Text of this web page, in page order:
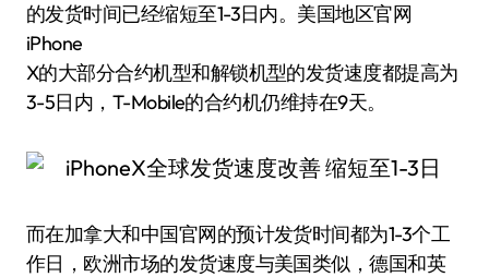
的发货时间已经缩短至1-3日内。美国地区官网
iPhone
X的大部分合约机型和解锁机型的发货速度都提高为
3-5日内，T-Mobile的合约机仍维持在9天。
而在加拿大和中国官网的预计发货时间都为1-3个工
作日，欧洲市场的发货速度与美国类似，德国和英